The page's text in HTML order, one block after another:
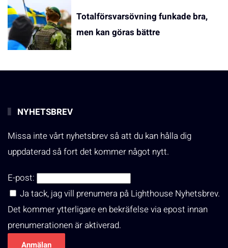
Totalförsvarsövning funkade bra,
men kan göras bättre
NYHETSBREV
Missa inte vårt nyhetsbrev så att du kan hålla dig
uppdaterad så fort det kommer något nytt.
E-post:
Ja tack, jag vill prenumera på Lighthouse Nyhetsbrev.
Det kommer ytterligare en bekräfelse via epost innan
prenumerationen är aktiverad.